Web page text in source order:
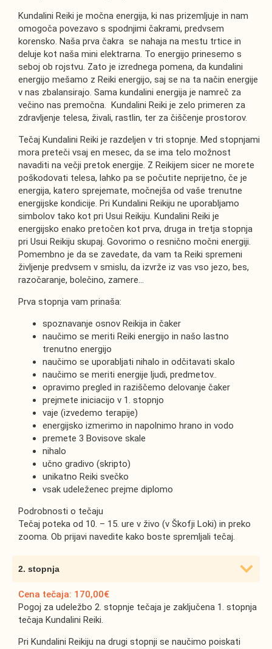
Kundalini Reiki je močna energija, ki nas prizemljuje in nam
omogoča povezavo s spodnjimi čakrami, predvsem
korensko. Naša prva čakra se nahaja na mestu trtice in
deluje kot naša mini elektrarna. To energijo prinesemo s
seboj ob rojstvu. Zato je izrednega pomena, da kundalini
energijo mešamo z Reiki energijo, saj se na ta način energije
v nas zbalansirajo. Sama kundalini energija je namreč za
večino nas premočna. Kundalini Reiki je zelo primeren za
zdravljenje telesa, živali, rastlin, ter za čiščenje prostorov.
Tečaj Kundalini Reiki je razdeljen v tri stopnje. Med stopnjami
mora preteči vsaj en mesec, da se ima telo možnost
navaditi na večji pretok energije. Z Reikijem sicer ne morete
poškodovati telesa, lahko pa se počutite neprijetno, če je
energija, katero sprejemate, močnejša od vaše trenutne
energijske kondicije. Pri Kundalini Reikiju ne uporabljamo
simbolov tako kot pri Usui Reikiju. Kundalini Reiki je
energijsko enako pretočen kot prva, druga in tretja stopnja
pri Usui Reikiju skupaj. Govorimo o resnično močni energiji.
Pomembno je da se zavedate, da vam ta Reiki spremeni
življenje predvsem v smislu, da izvrže iz vas vso jezo, bes,
razočaranje, bolečino, zamere…
Prva stopnja vam prinaša:
spoznavanje osnov Reikija in čaker
naučimo se meriti Reiki energijo in našo lastno
trenutno energijo
naučimo se uporabljati nihalo in odčitavati skalo
naučimo se meriti energije ljudi, predmetov..
opravimo pregled in raziščemo delovanje čaker
prejmete iniciacijo v 1. stopnjo
vaje (izvedemo terapije)
energijsko izmerimo in napolnimo hrano in vodo
premete 3 Bovisove skale
nihalo
učno gradivo (skripto)
unikatno Reiki svečko
vsak udeleženec prejme diplomo
Podrobnosti o tečaju
Tečaj poteka od 10. – 15. ure v živo (v Škofji Loki) in preko
zooma. Ob prijavi navedite kako boste spremljali tečaj.
2. stopnja
Cena tečaja: 170,00€
Pogoj za udeležbo 2. stopnje tečaja je zaključena 1. stopnja
tečaja Kundalini Reiki.
Pri Kundalini Reikiju na drugi stopnji se naučimo poiskati